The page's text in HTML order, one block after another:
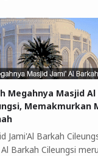
Megahnya Masjid Al
Memakmurkan
Jami'Al Barkah
Al Barkah Cileungsi